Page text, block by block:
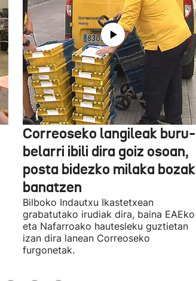
Correoseko langileak buru-
belarri ibili dira goiz osoan,
posta bidezko milaka bozak
banatzen
Bilboko Indautxu Ikastetxean
grabatutako irudiak dira, baina EAEko
eta Nafarroako hautesleku guztietan
izan dira lanean Correoseko
furgonetak.